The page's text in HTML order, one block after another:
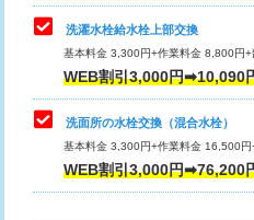
排水管工事（追加 排水管工事/3
え）
マス交換（土の掘削・埋め戻し
マス交換（深さ50㎝未満）
マス交換（深さ50㎝以上）
交換・取付（タンク）
交換・取付(単水栓（壁付・デッ
式）)
交換・取付(混合水栓（壁付・デ
式・ワンホール）)
洗濯水栓給水栓上部交換
基本料金 3,300円+作業料金 8,800円
WEB割引3,000円➡10,090
洗面所の水栓交換（混合水栓）
基本料金 3,300円+作業料金 16,500
WEB割引3,000円➡76,200